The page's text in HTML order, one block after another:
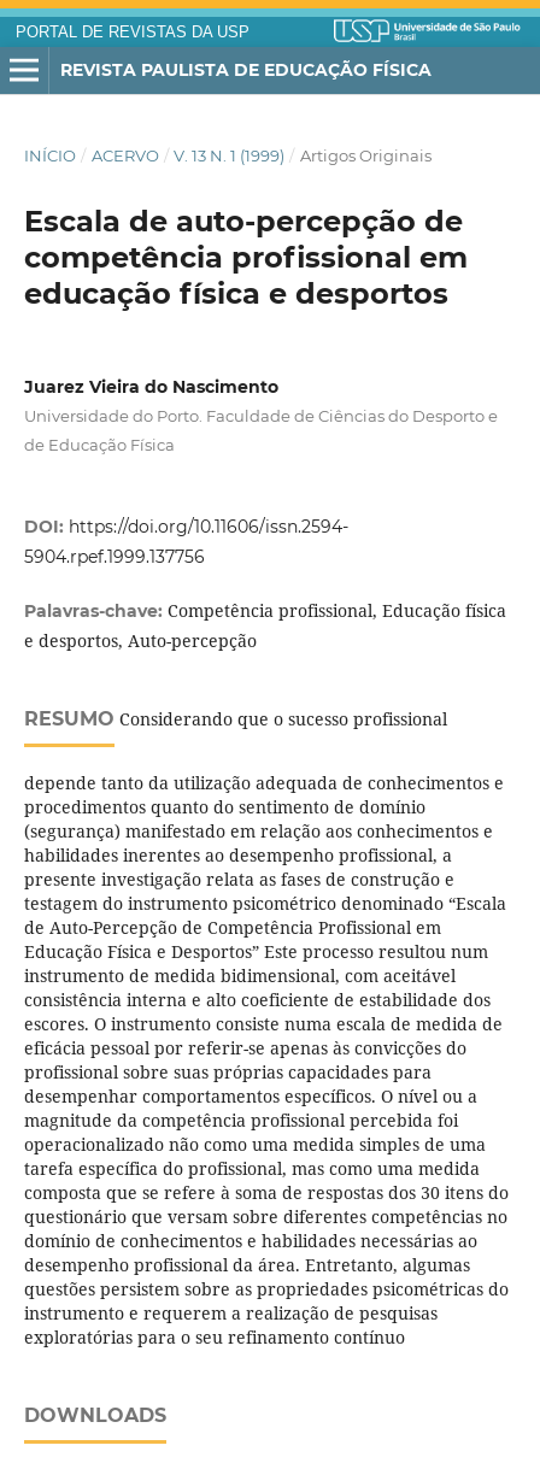
PORTAL DE REVISTAS DA USP
REVISTA PAULISTA DE EDUCAÇÃO FÍSICA
INÍCIO / ACERVO / V. 13 N. 1 (1999) / Artigos Originais
Escala de auto-percepção de
competência profissional em
educação física e desportos
Juarez Vieira do Nascimento
Universidade do Porto. Faculdade de Ciências do Desporto e
de Educação Física
DOI: https://doi.org/10.11606/issn.2594-
5904.rpef.1999.137756
Palavras-chave: Competência profissional, Educação física
e desportos, Auto-percepção
RESUMO Considerando que o sucesso profissional
depende tanto da utilização adequada de conhecimentos e
procedimentos quanto do sentimento de domínio
(segurança) manifestado em relação aos conhecimentos e
habilidades inerentes ao desempenho profissional, a
presente investigação relata as fases de construção e
testagem do instrumento psicométrico denominado “Escala
de Auto-Percepção de Competência Profissional em
Educação Física e Desportos” Este processo resultou num
instrumento de medida bidimensional, com aceitável
consistência interna e alto coeficiente de estabilidade dos
escores. O instrumento consiste numa escala de medida de
eficácia pessoal por referir-se apenas às convicções do
profissional sobre suas próprias capacidades para
desempenhar comportamentos específicos. O nível ou a
magnitude da competência profissional percebida foi
operacionalizado não como uma medida simples de uma
tarefa específica do profissional, mas como uma medida
composta que se refere à soma de respostas dos 30 itens do
questionário que versam sobre diferentes competências no
domínio de conhecimentos e habilidades necessárias ao
desempenho profissional da área. Entretanto, algumas
questões persistem sobre as propriedades psicométricas do
instrumento e requerem a realização de pesquisas
exploratórias para o seu refinamento contínuo
DOWNLOADS